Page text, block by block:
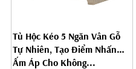
Tủ Hộc Kéo 5 Ngăn Vân Gỗ
Tự Nhiên, Tạo Điểm Nhấn
Ấm Áp Cho Không...